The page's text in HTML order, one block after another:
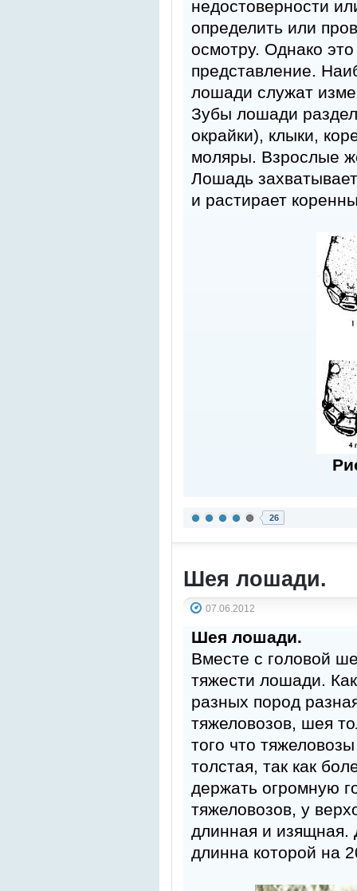
недостоверности
определить или
осмотру. Однако
представление.
лошади служат
Зубы лошади
окрайки), клыки,
моляры. Взрослые
Лошадь
и растирает
26
Шея лошади.
07.06.2012
Шея лошади.
Вместе с головой
тяжести лошади.
разных пород
тяжеловозов, шея
того что
толстая, так как
держать огромную
тяжеловозов, у
длинная и
длинна которой на